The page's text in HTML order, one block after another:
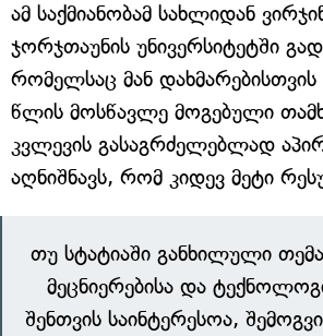
ამ საქმიანობამ სახლიდან
ჯორჯთაუნის უნივერსიტეტში
რომელსაც მან
წლის მოსწავლე მოგებული
კვლევის გასაგრძელებლად
აღნიშნავს, რომ კიდევ მეტი
თუ სტატიაში განხილული
მეცნიერებისა და
შენთვის საინტერესოა,